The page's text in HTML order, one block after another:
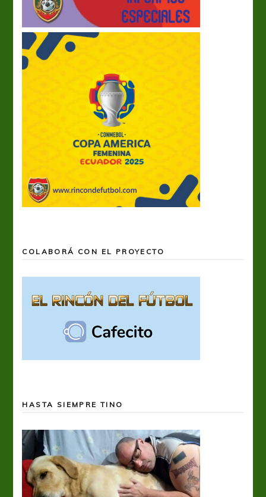
COLABORÁ CON EL PROYECTO
HASTA SIEMPRE TINO